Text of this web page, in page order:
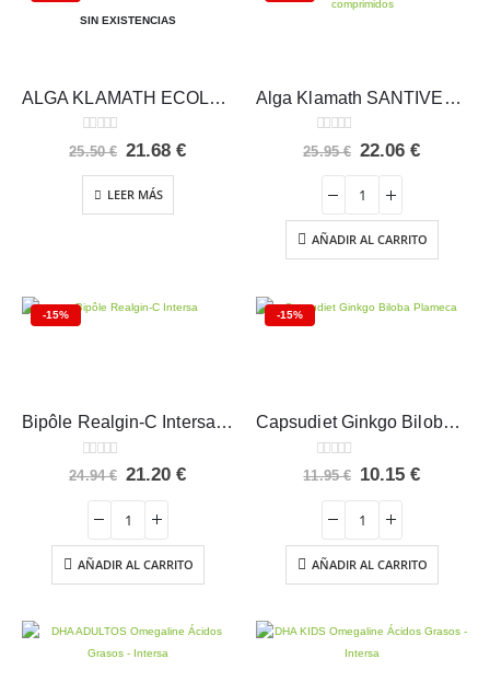
SIN EXISTENCIAS
ALGA KLAMATH ECOLÓGICA Integralia
0 out of 5
25.50€ El
original
era:
25.50 €.
21.68€El
LEER MÁS
Alga Klamath SANTIVERI comprimidos
0 out of 5
25.95€ El
era:
25.95 €.
22.06€El
22.06 €.
AÑADIR AL CARRITO
-15%
Bipôle Realgin-C Intersa 20 ampollas
0 out of 5
24.94€ El
original
era:
24.94 €.
21.20€El
21.20 €.
AÑADIR AL CARRITO
-15%
Capsudiet Ginkgo Biloba Plameca 40 cápsulas
out of 5
11.95€ El
original
era:
11.95 €.
10.15€El
10.15 €.
AÑADIR AL CARRITO